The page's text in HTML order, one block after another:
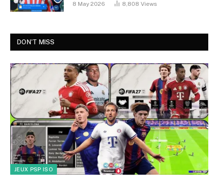
8 May 2026 8,808 Views
DON'T MISS
JEUX PSP ISO